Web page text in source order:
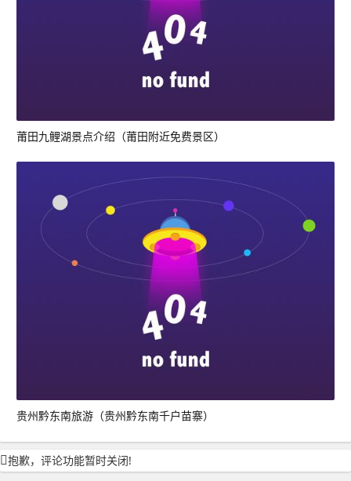
莆田九鲤湖景点介绍（莆田附近免费景区）
贵州黔东南旅游（贵州黔东南千户苗寨）
抱歉，评论功能暂时关闭!